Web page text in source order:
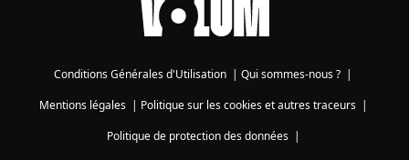
Conditions Générales d'Utilisation | Qui sommes-nous ? |
Mentions légales| Politique sur les cookies et autres traceurs|
Politique de protection des données|